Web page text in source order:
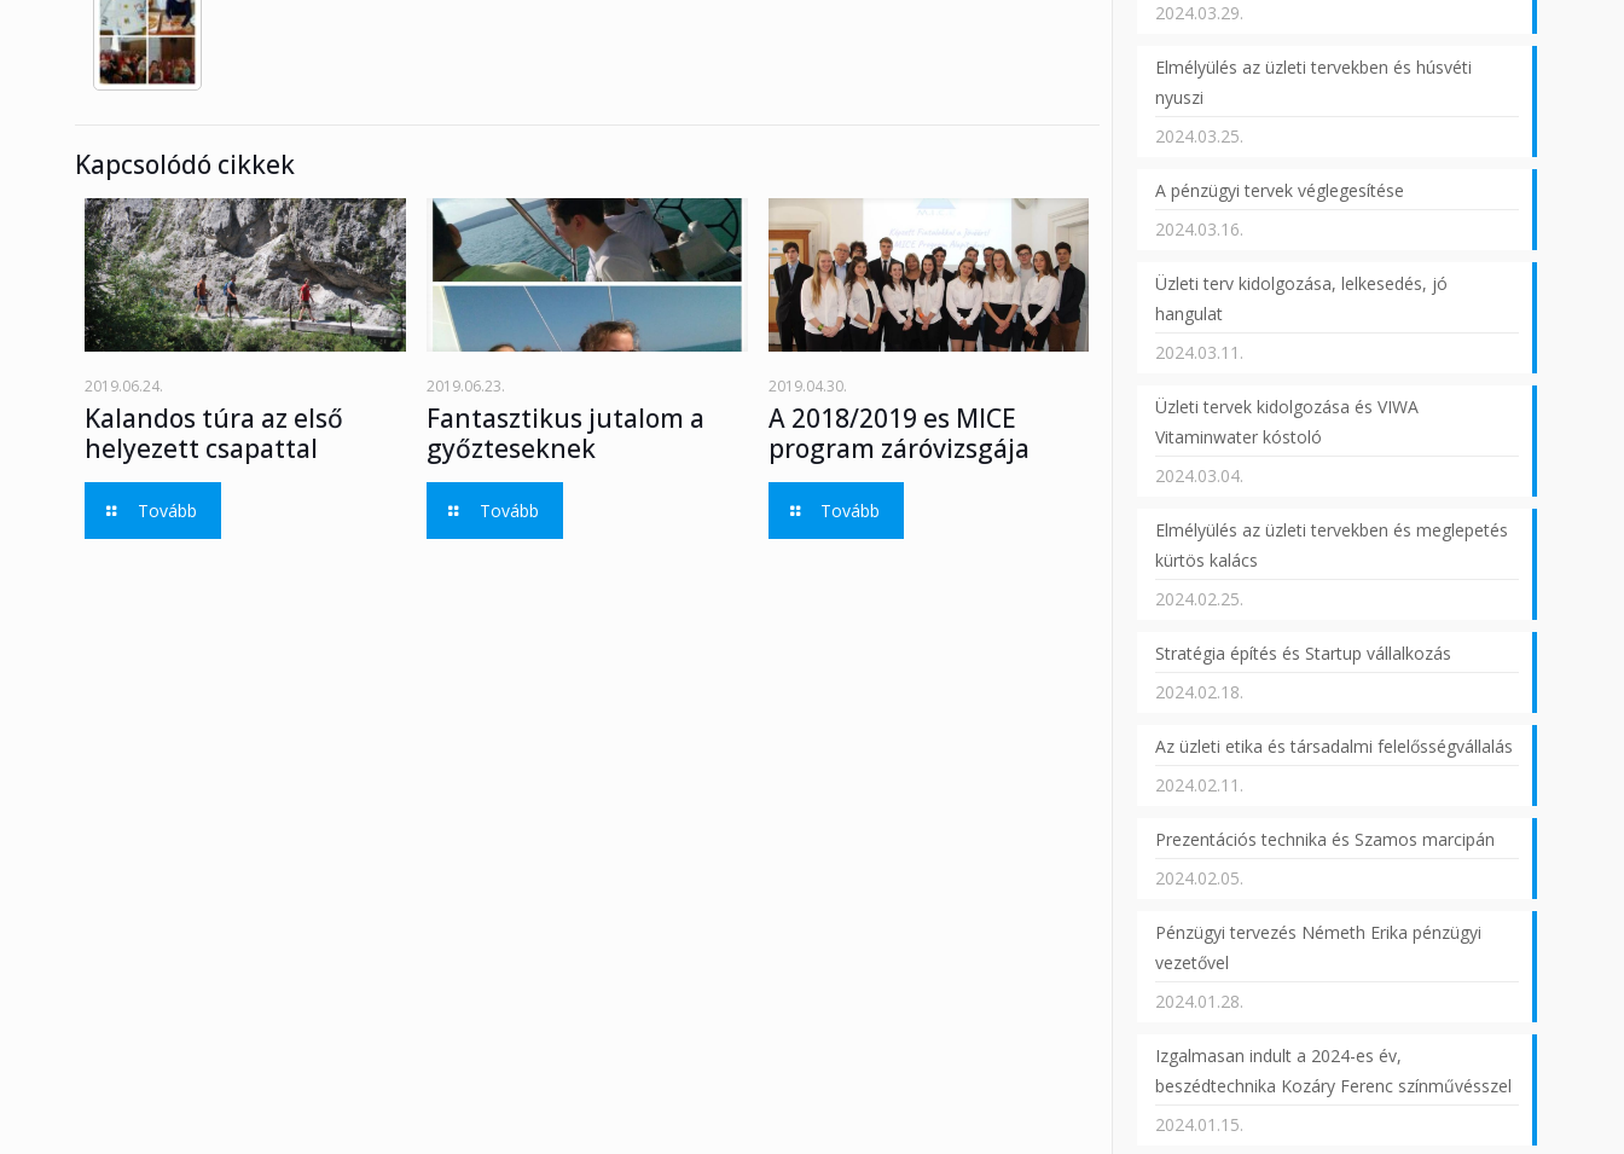
Kapcsolódó cikkek
2019.06.24.
Kalandos túra az első
helyezett csapattal
Tovább
2019.06.23.
Fantasztikus jutalom a
győzteseknek
Tovább
2019.04.30.
A 2018/2019 es MICE
program záróvizsgája
Tovább
2024.03.29.
Elmélyülés az üzleti tervekben és húsvéti
nyuszi
2024.03.25.
A pénzügyi tervek véglegesítése
2024.03.16.
Üzleti terv kidolgozása, lelkesedés, jó
hangulat
2024.03.11.
Üzleti tervek kidolgozása és VIWA
Vitaminwater kóstoló
2024.03.04.
Elmélyülés az üzleti tervekben és meglepetés
kürtös kalács
2024.02.25.
Stratégia építés és Startup vállalkozás
2024.02.18.
Az üzleti etika és társadalmi felelősségvállalás
2024.02.11.
Prezentációs technika és Szamos marcipán
2024.02.05.
Pénzügyi tervezés Németh Erika pénzügyi
vezetővel
2024.01.28.
Izgalmasan indult a 2024-es év,
beszédtechnika Kozáry Ferenc színművésszel
2024.01.15.